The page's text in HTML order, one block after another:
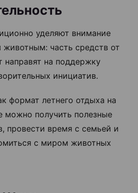
уделяют внимание
часть средств от
направят на поддержку
инициатив.
формат летнего отдыха на
можно получить полезные
провести время с семьей и
с миром животных